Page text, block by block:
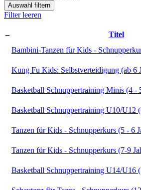
Auswahl filtern
Filter leeren
– Titel
Bambini-Tanzen für Kids -
Kung Fu Kids: Selbstverteidigung (ab 6
Basketball Schnuppertraining Minis (4 -
Basketball Schnuppertraining U10/U12
Tanzen für Kids - Schnupperkurs (5 - 6
Tanzen für Kids - Schnupperkurs (7-9
Basketball Schnuppertraining U14/U16